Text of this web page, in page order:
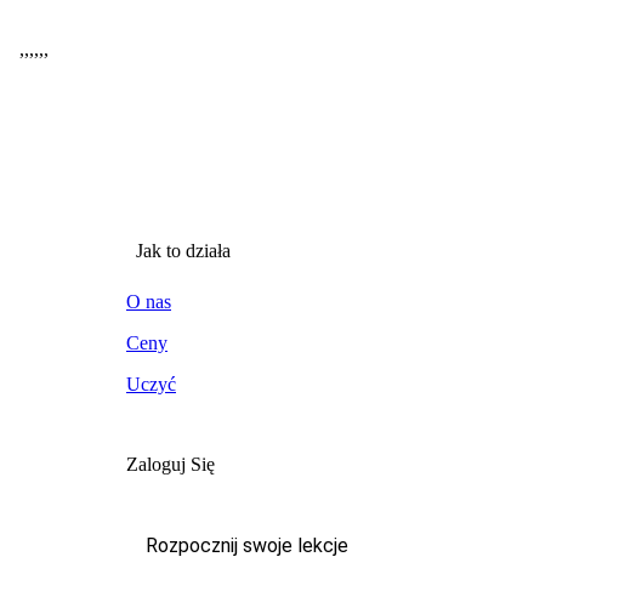
,,,,,,
Jak to działa
O nas
Ceny
Uczyć
Zaloguj Się
Rozpocznij swoje lekcje